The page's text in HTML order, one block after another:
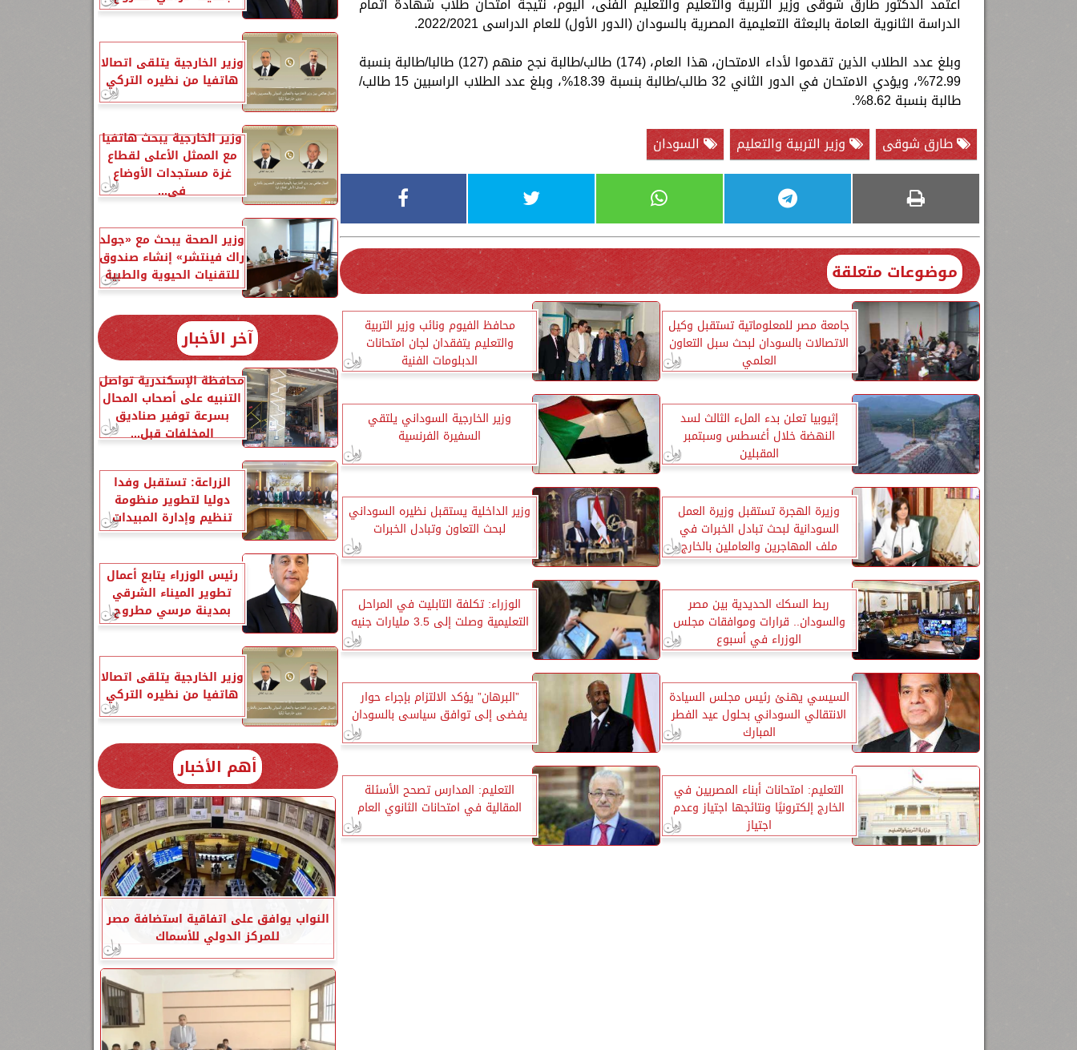
الدراسة الثانوية العامة بالبعثة التعليمية المصرية بالسودان (الدور الأول) للعام الدراسى 2022/2021.
وبلغ عدد الطلاب الذين تقدموا لأداء الامتحان، هذا العام، (174) طالب/طالبة نجح منهم (127) طالبا/طالبة بنسبة
72.99%، ويؤدي الامتحان في الدور الثاني 32 طالب/طالبة بنسبة 18.39%، وبلغ عدد الطلاب الراسبين 15 طالب/
طالبة بنسبة 8.62%.
طارق شوقى
وزير التربية والتعليم السودان
موضوعات متعلقة
جامعة مصر للمعلوماتية تستقبل وكيل
الاتصالات بالسودان لبحث سبل التعاون
العلمي
محافظ الفيوم ونائب وزير التربية
والتعليم يتفقدان لجان امتحانات
الدبلومات الفنية
إثيوبيا تعلن بدء الملء الثالث لسد
النهضة خلال أغسطس وسبتمبر
المقبلين
وزير الخارجية السوداني يلتقي
السفيرة الفرنسية
وزيرة الهجرة تستقبل وزيرة العمل
السودانية لبحث تبادل الخبرات في
ملف المهاجرين والعاملين بالخارج
وزير الداخلية يستقبل نظيره السوداني
لبحث التعاون وتبادل الخبرات
ربط السكك الحديدية بين مصر
والسودان.. قرارات وموافقات مجلس
الوزراء في أسبوع
الوزراء: تكلفة التابليت في المراحل
التعليمية وصلت إلى 3.5 مليارات جنيه
السيسي يهنئ رئيس مجلس السيادة
الانتقالي السوداني بحلول عيد الفطر
المبارك
”البرهان” يؤكد الالتزام بإجراء حوار
يفضى إلى توافق سياسى بالسودان
التعليم: امتحانات أبناء المصريين في
الخارج إلكترونيًا ونتائجها اجتياز وعدم
اجتياز
التعليم: المدارس تصحح الأسئلة
المقالية في امتحانات الثانوي العام
وزير الخارجية يتلقى اتصالا
هاتفيا من نظيره التركي
وزير الخارجية يبحث هاتفياً
مع الممثل الأعلى لقطاع
غزة مستجدات الأوضاع
في...
وزير الصحة يبحث مع «جولد
راك فينتشر» إنشاء صندوق
للتقنيات الحيوية والطبية
آخر الأخبار
محافظة الإسكندرية تواصل
التنبيه على أصحاب المحال
بسرعة توفير صناديق
المخلفات قبل...
الزراعة: تستقبل وفدا
دوليا لتطوير منظومة
تنظيم وإدارة المبيدات
رئيس الوزراء يتابع أعمال
تطوير الميناء الشرقي
بمدينة مرسي مطروح
وزير الخارجية يتلقى اتصالا
هاتفيا من نظيره التركي
أهم الأخبار
النواب يوافق على اتفاقية استضافة مصر
للمركز الدولي للأسماك